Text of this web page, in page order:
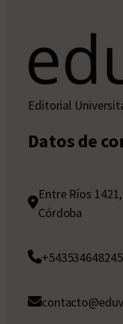
Editorial
Datos de
Entre Ríos
Córdoba
+543534648245